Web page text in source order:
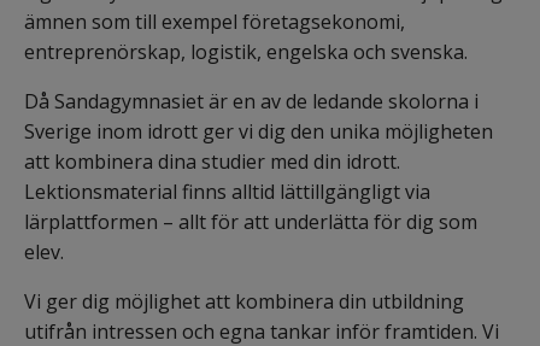
ämnen som till exempel företagsekonomi,
entreprenörskap, logistik, engelska och svenska.
Då Sandagymnasiet är en av de ledande skolorna i
Sverige inom idrott ger vi dig den unika möjligheten
att kombinera dina studier med din idrott.
Lektionsmaterial finns alltid lättillgängligt via
lärplattformen – allt för att underlätta för dig som
elev.
Vi ger dig möjlighet att kombinera din utbildning
utifrån intressen och egna tankar inför framtiden. Vi